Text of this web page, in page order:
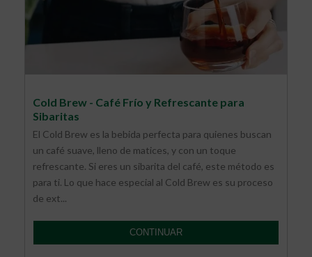
Cold Brew - Café Frío y Refrescante para
Sibaritas
El Cold Brew es la bebida perfecta para quienes buscan
un café suave, lleno de matices, y con un toque
refrescante. Si eres un sibarita del café, este método es
para ti. Lo que hace especial al Cold Brew es su proceso
de ext...
CONTINUAR